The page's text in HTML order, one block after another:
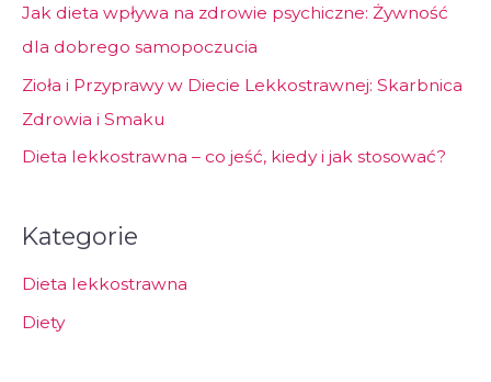
Jak dieta wpływa na zdrowie psychiczne: Żywność
dla dobrego samopoczucia
Zioła i Przyprawy w Diecie Lekkostrawnej: Skarbnica
Zdrowia i Smaku
Dieta lekkostrawna – co jeść, kiedy i jak stosować?
Kategorie
Dieta lekkostrawna
Diety